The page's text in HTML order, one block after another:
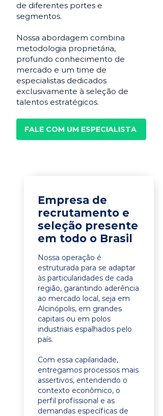
de diferentes portes e
segmentos.
Nossa abordagem combina
metodologia proprietária,
profundo conhecimento de
mercado e um time de
especialistas dedicados
exclusivamente à seleção de
talentos estratégicos.
FALE COM UM ESPECIALISTA
Empresa de
recrutamento e
seleção presente
em todo o Brasil
Nossa operação é
estruturada para se adaptar
às particularidades de cada
região, garantindo aderência
ao mercado local, seja em
Alcinópolis, em grandes
capitais ou em polos
industriais espalhados pelo
país.
Com essa capilaridade,
entregamos processos mais
assertivos, entendendo o
contexto econômico, o
perfil profissional e as
demandas específicas de